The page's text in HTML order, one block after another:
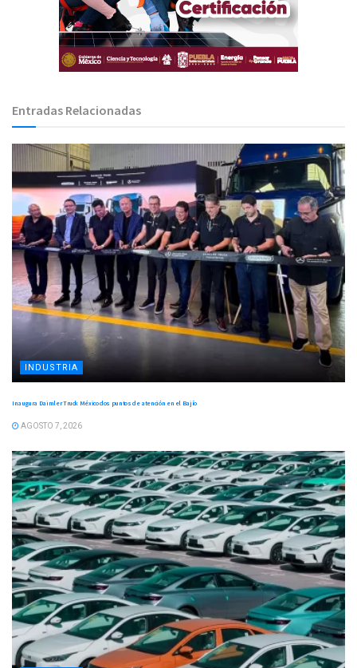
Entradas Relacionadas
INDUSTRIA
Inaugura Daimler Truck México dos puntos de atención en el Bajío
AGOSTO 7, 2026